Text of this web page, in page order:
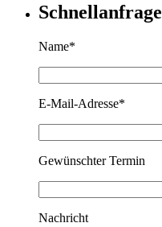
Schnellanfrage
Name*
E-Mail-Adresse*
Gewünschter Termin
Nachricht